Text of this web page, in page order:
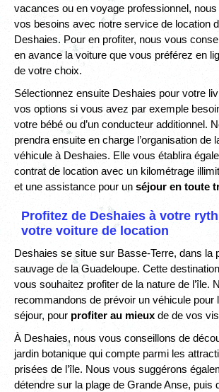
vacances ou en voyage professionnel,
vos besoins avec notre service de location
Deshaies. Pour en profiter, nous vous
en avance la voiture que vous préférez en
de votre choix.
Sélectionnez ensuite Deshaies pour votre
vos options si vous avez par exemple
votre bébé ou d’un conducteur additionnel.
prendra ensuite en charge l’organisation de
véhicule à Deshaies. Elle vous établira
contrat de location avec un kilométrage
et une assistance pour un séjour en toute
Profitez de Deshaies à votre
votre voiture de location
Deshaies se situe sur Basse-Terre, dans la
sauvage de la Guadeloupe. Cette
vous souhaitez profiter de la nature de l’île.
recommandons de prévoir un véhicule pour
séjour, pour profiter au mieux de de vos
À Deshaies, nous vous conseillons de
jardin botanique qui compte parmi les
prisées de l’île. Nous vous suggérons
détendre sur la plage de Grande Anse, puis